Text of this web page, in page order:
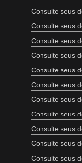
Consulte seus
Consulte seus
Consulte seus
Consulte seus
Consulte seus
Consulte seus
Consulte seus
Consulte seus
Consulte seus
Consulte seus
Consulte seus